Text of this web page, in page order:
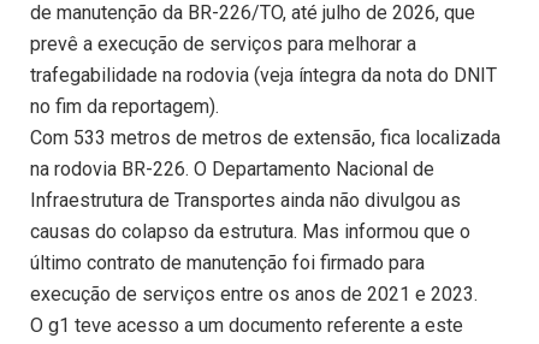
de manutenção da BR-226/TO, até julho de 2026, que
prevê a execução de serviços para melhorar a
trafegabilidade na rodovia (veja íntegra da nota do DNIT
no fim da reportagem).
Com 533 metros de metros de extensão, fica localizada
na rodovia BR-226. O Departamento Nacional de
Infraestrutura de Transportes ainda não divulgou as
causas do colapso da estrutura. Mas informou que o
último contrato de manutenção foi firmado para
execução de serviços entre os anos de 2021 e 2023.
O g1 teve acesso a um documento referente a este